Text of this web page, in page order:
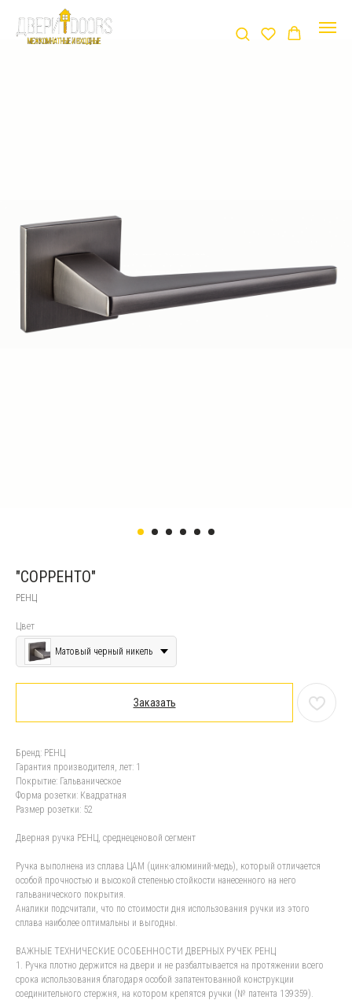
"СОРРЕНТО"
РЕНЦ
Цвет
Матовый черный никель
Заказать
Бренд: РЕНЦ
Гарантия производителя, лет: 1
Покрытие: Гальваническое
Форма розетки: Квадратная
Размер розетки: 52
Дверная ручка РЕНЦ, среднеценовой сегмент
Ручка выполнена из сплава ЦАМ (цинк-алюминий-медь), который отличается
особой прочностью и высокой степенью стойкости нанесенного на него
гальванического покрытия.
Аналики подсчитали, что по стоимости дня использования ручки из этого
сплава наиболее оптимальны и выгодны.
ВАЖНЫЕ ТЕХНИЧЕСКИЕ ОСОБЕННОСТИ ДВЕРНЫХ РУЧЕК РЕНЦ
1. Ручка плотно держится на двери и не разбалтывается на протяжении всего
срока использования благодаря особой запатентованной конструкции
соединительного стержня, на котором крепятся ручки (№ патента 139359).